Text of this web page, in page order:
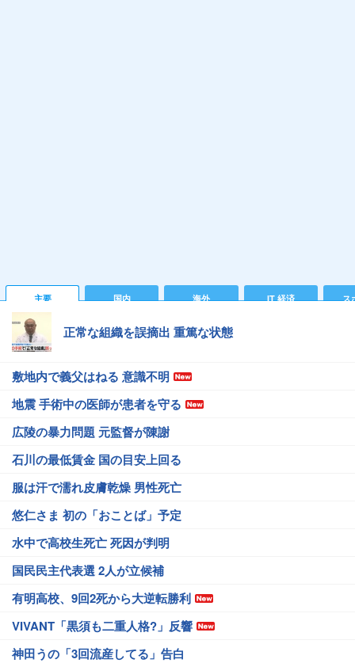
主要 国内 海外 IT 経済 ス
正常な組織を誤摘出 重篤な状態
敷地内で義父はねる 意識不明
地震 手術中の医師が患者を守る
広陵の暴力問題 元監督が陳謝
石川の最低賃金 国の目安上回る
服は汗で濡れ皮膚乾燥 男性死亡
悠仁さま 初の「おことば」予定
水中で高校生死亡 死因が判明
国民民主代表選 2人が立候補
有明高校、9回2死から大逆転勝利
VIVANT「黒須も二重人格?」反響
神田うの「3回流産してる」告白